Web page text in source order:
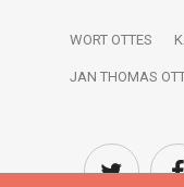
WORT OTTES
JAN THOMAS